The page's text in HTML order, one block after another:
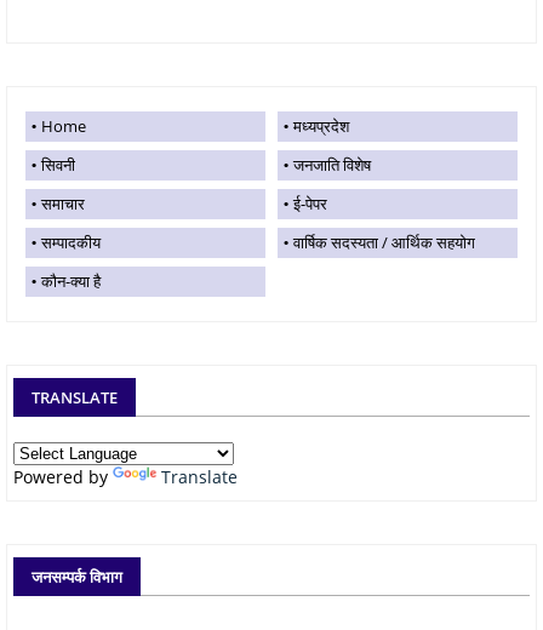
Home
मध्यप्रदेश
सिवनी
जनजाति विशेष
समाचार
ई-पेपर
सम्पादकीय
वार्षिक सदस्यता / आर्थिक सहयोग
कौन-क्या है
TRANSLATE
Powered by Translate
जनसम्पर्क विभाग